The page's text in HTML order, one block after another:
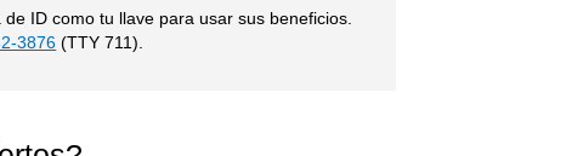
ID como tu llave para usar sus beneficios.
3876 (TTY 711).